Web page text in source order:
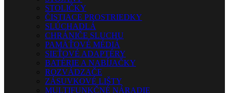
STOLIČKY
ČISTIACE PROSTRIEDKY
SLÚCHADLÁ
CHRÁNIČE SLUCHU
PAMÄŤOVÉ MÉDIÁ
SIEŤOVÉ ADAPTÉRY
BATÉRIE A NABÍJAČKY
ROZVÁDZAČE
ZÁSUVKOVÉ LIŠTY
MULTIFUNKČNÉ NÁRADIE